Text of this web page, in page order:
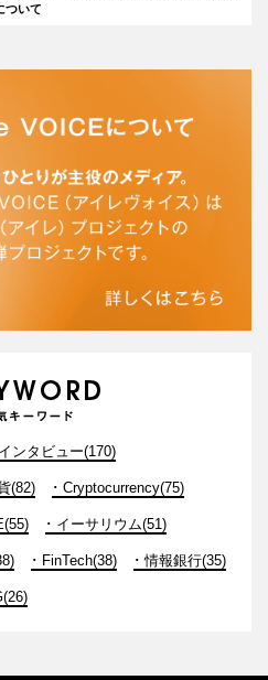
ついて
インタビュー(170)
(82) Cryptocurrency(75)
イーサリウム(51)
FinTech(38) 情報銀行(35)